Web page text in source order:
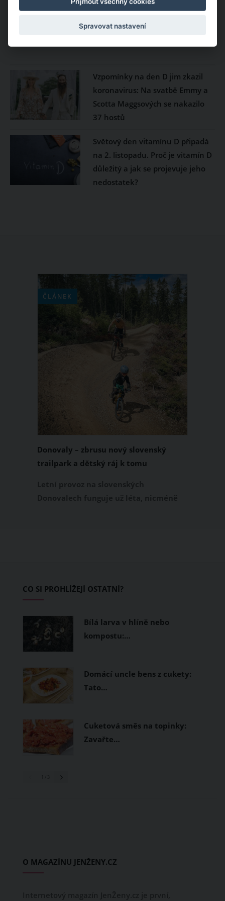
Vzpomínky na den D jim zkazil
koronavirus: Na svatbě Emmy a
Scotta Maggsových se nakazilo
37 hostů
Světový den vitamínu D připadá
na 2. listopadu. Proč je vitamín D
důležitý a jak se projevuje jeho
nedostatek?
ČLÁNEK
Donovaly – zbrusu nový slovenský
trailpark a dětský ráj k tomu
Spravovat nastavení
CO SI PROHLÍŽEJÍ OSTATNÍ?
Bílá larva v hlíně nebo
kompostu:…
Domácí uncle bens z cukety:
Tato…
Cuketová směs na topinky:
Zavařte…
O MAGAZÍNU JENŽENY.CZ